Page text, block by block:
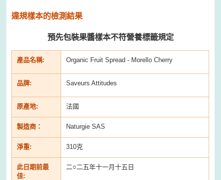
違規樣本的檢測結果
預先包裝果醬樣本不符營養標籤規定
產品名稱: Organic Fruit Spread - Morello Cherry
品牌: Saveurs Attitudes
原產地: 法國
製造商： Naturgie SAS
淨重: 310克
此日期前最
佳:
二○二五年十一月十五日